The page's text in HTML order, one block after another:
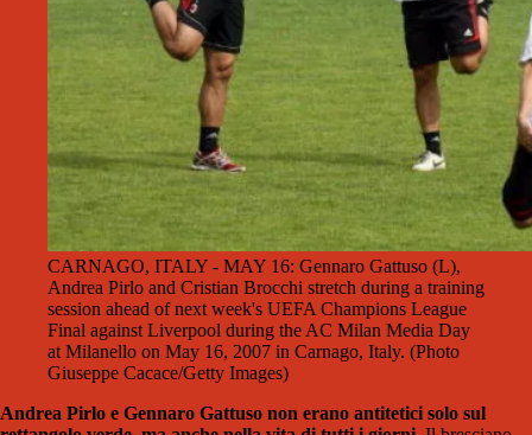
CARNAGO, ITALY - MAY 16: Gennaro Gattuso (L),
Andrea Pirlo and Cristian Brocchi stretch during a training
session ahead of next week's UEFA Champions League
Final against Liverpool during the AC Milan Media Day
at Milanello on May 16, 2007 in Carnago, Italy. (Photo
Giuseppe Cacace/Getty Images)
Andrea Pirlo e Gennaro Gattuso non erano antitetici solo sul